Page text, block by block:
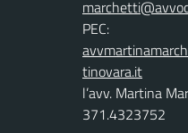
PEC:
l’avv. Martina
371.4323752